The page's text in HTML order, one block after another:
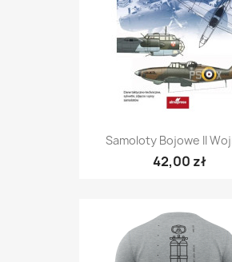
Samoloty Bojowe II
42,00 zł